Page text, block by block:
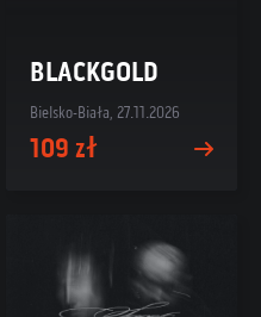
BLACKGOLD
Bielsko-Biała, 27.11.2026
109 zł